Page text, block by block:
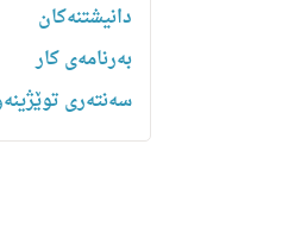
دانیشتنه‌کان
بەرنامەی کار
سەنتەری